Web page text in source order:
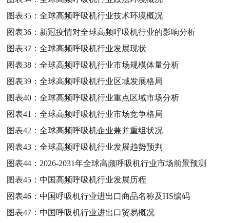
图表35：全球高频呼吸机行业技术环境概况
图表36： 新冠疫情对全球高频呼吸机行业的影响分析
图表37：全球高频呼吸机行业发展现状
图表38：全球高频呼吸机行业市场规模体量分析
图表39：全球高频呼吸机行业区域发展格局
图表40：全球高频呼吸机行业重点区域市场分析
图表41：全球高频呼吸机行业市场竞争格局
图表42：全球高频呼吸机企业兼并重组状况
图表43：全球高频呼吸机行业发展趋势预判
图表44： 2026-2031年全球高频呼吸机行业市场前景预测
图表45：中国高频呼吸机行业发展历程
图表46：中国呼吸机行业进出口商品名称及HS编码
图表47：中国呼吸机行业进出口贸易概况